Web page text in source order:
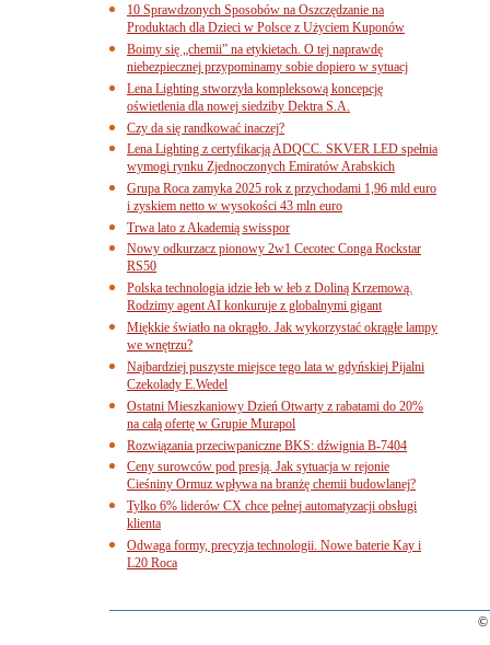
10 Sprawdzonych Sposobów na Oszczędzanie na
Produktach dla Dzieci w Polsce z Użyciem Kuponów
Boimy się „chemii” na etykietach. O tej naprawdę
niebezpiecznej przypominamy sobie dopiero w sytuacj
Lena Lighting stworzyła kompleksową koncepcję
oświetlenia dla nowej siedziby Dektra S.A.
Czy da się randkować inaczej?
Lena Lighting z certyfikacją ADQCC. SKVER LED spełnia
wymogi rynku Zjednoczonych Emiratów Arabskich
Grupa Roca zamyka 2025 rok z przychodami 1,96 mld euro
i zyskiem netto w wysokości 43 mln euro
Trwa lato z Akademią swisspor
Nowy odkurzacz pionowy 2w1 Cecotec Conga Rockstar
RS50
Polska technologia idzie łeb w łeb z Doliną Krzemową.
Rodzimy agent AI konkuruje z globalnymi gigant
Miękkie światło na okrągło. Jak wykorzystać okrągłe lampy
we wnętrzu?
Najbardziej puszyste miejsce tego lata w gdyńskiej Pijalni
Czekolady E.Wedel
Ostatni Mieszkaniowy Dzień Otwarty z rabatami do 20%
na całą ofertę w Grupie Murapol
Rozwiązania przeciwpaniczne BKS: dźwignia B-7404
Ceny surowców pod presją. Jak sytuacja w rejonie
Cieśniny Ormuz wpływa na branżę chemii budowlanej?
Tylko 6% liderów CX chce pełnej automatyzacji obsługi
klienta
Odwaga formy, precyzja technologii. Nowe baterie Kay i
L20 Roca
©